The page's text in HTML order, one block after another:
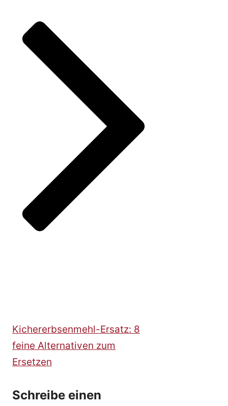
Kichererbsenmehl-Ersatz: 8
feine Alternativen zum
Ersetzen
Schreibe einen